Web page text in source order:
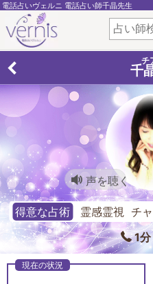
電話占いヴェルニ 電話占い師千晶先生
チ
千
声を聴く
得意な占術
霊感霊視 チ
1